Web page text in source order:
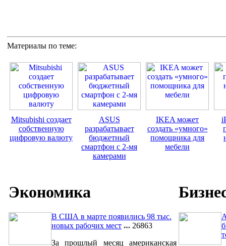
Материалы по теме:
Mitsubishi создает
собственную
цифровую валюту
ASUS
разрабатывает
бюджетный
смартфон с 2-мя
камерами
IKEA может
создать «умного»
помощника для
мебели
Экономика
В США в марте появились 98 тыс.
новых рабочих мест
26863
За прошлый месяц американская